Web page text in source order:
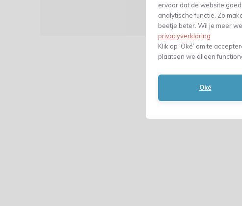
ervoor dat de website
analytische functie. Zo
beetje beter. Wil je meer
privacyverklaring
Klik op ‘Oké’ om te
plaatsen we alleen
Oké